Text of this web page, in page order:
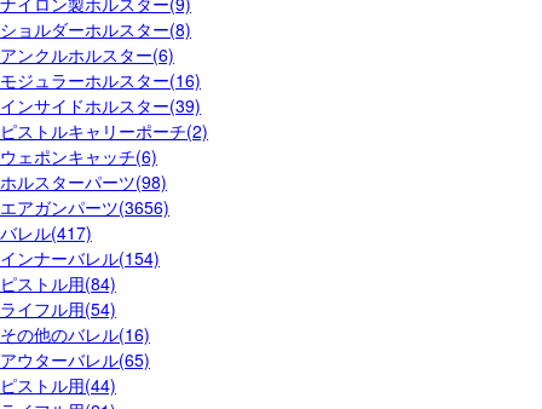
ショルダーホルスター(8)
アンクルホルスター(6)
モジュラーホルスター(16)
インサイドホルスター(39)
ピストルキャリーポーチ(2)
ウェポンキャッチ(6)
ホルスターパーツ(98)
エアガンパーツ(3656)
バレル(417)
インナーバレル(154)
ピストル用(84)
ライフル用(54)
その他のバレル(16)
アウターバレル(65)
ピストル用(44)